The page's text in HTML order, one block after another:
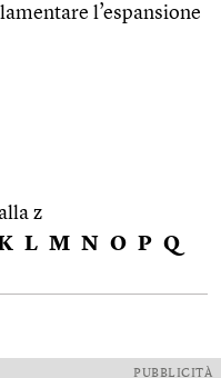
l’espansione
z
L M N O P Q
PUBBLICITÀ